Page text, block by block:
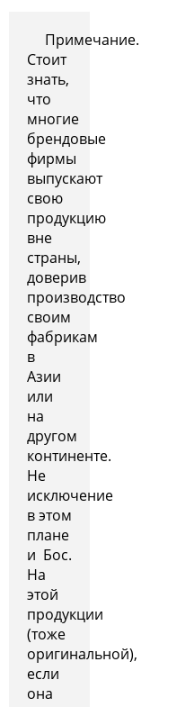
Примечание.
Стоит
знать,
что
многие
брендовые
фирмы
выпускают
свою
продукцию
вне
страны,
доверив
производство
своим
фабрикам
в
Азии
или
на
другом
континенте.
Не
исключение
в этом
плане
и Бос.
На
этой
продукции
(тоже
оригинальной),
если
она